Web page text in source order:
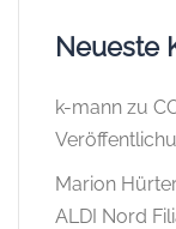
Neueste
k-mann zu
Marion
ALDI Nord